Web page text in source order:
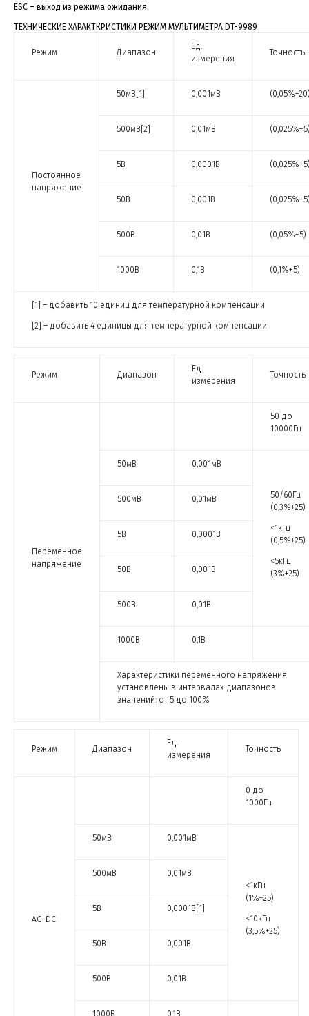
ESC – выход из режима ожидания.
ТЕХНИЧЕСКИЕ ХАРАКТКРИСТИКИ РЕЖИМ МУЛЬТИМЕТРА DT-9989
Режим Диапазон
Ед.
измерения
Точность
Постоянное
напряжение
50мВ[1] 0,001мВ
500мВ[2] 0,01мВ
5В 0,0001В
50В 0,001В
500В 0,01В (0,05%+5)
1000В 0,1В (0,1%+5)
[1] – добавить 10 единиц для температурной компенсации
[2] – добавить 4 единицы для температурной компенсации
Режим Диапазон
Ед.
измерения
Точность
Переменное
напряжение
50 до
10000Гц
50мВ 0,001мВ
50/60Гц
(0,3%+25)
<1кГц
(0,5%+25)
<5кГц
(3%+25)
500мВ 0,01мВ
5В 0,0001В
50В 0,001В
500В 0,01В
1000В 0,1В
Характеристики переменного напряжения
установлены в интервалах диапазонов
значений: от 5 до 100%
Режим Диапазон
Ед.
измерения
Точность
АС+DC
0 до
1000Гц
50мВ 0,001мВ
<1кГц
(1%+25)
<10кГц
(3,5%+25)
500мВ 0,01мВ
5В 0,0001В[1]
50В 0,001В
500В 0,01В
1000В 0,1В